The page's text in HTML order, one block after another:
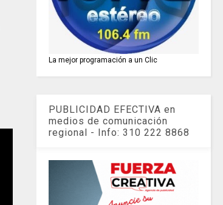
La mejor programación a un Clic
PUBLICIDAD EFECTIVA en
medios de comunicación
regional - Info: 310 222 8868